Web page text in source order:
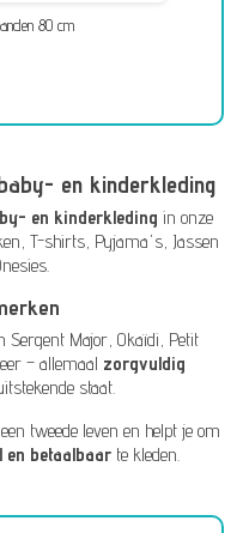
80 cm
en kinderkleding
en kinderkleding in onze
, T-shirts, Pyjama's, Jassen
.
Sergent Major, Okaïdi, Petit
– allemaal zorgvuldig
staat.
tweede leven en helpt je om
betaalbaar te kleden.